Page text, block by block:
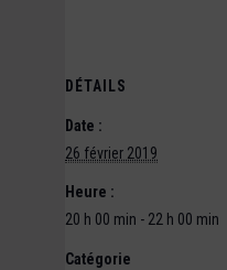
DÉTAILS
Date :
26 février 2019
Heure :
20 h 00 min - 22 h 00 min
Catégorie